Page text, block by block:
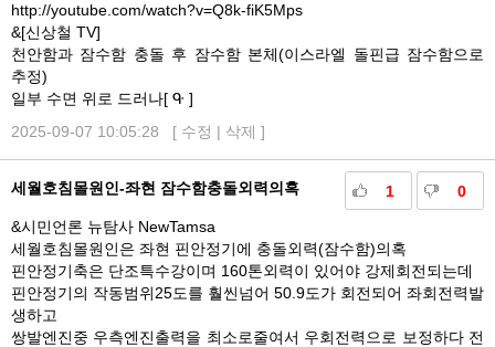
http://youtube.com/watch?v=Q8k-fiK5Mps
&[신상철 TV]
천안함과 잠수함 충돌 후 잠수함 본체(이스라엘 돌핀급 잠수함으로
추정)
일부 수면 위로 드러나[ ᑵ ]
2025-09-07 10:05:28 [ 수정 | 삭제 ]
1 0
세월호침몰원인-좌현 잠수함충돌외력의혹
&시민언론 뉴탐사 NewTamsa
세월호침몰원인은 좌현 핀안정기에 충돌외력(잠수함)의혹
핀안정기축은 단조특수강이며 160톤외력이 있어야 강제회전되는데
핀안정기의 작동범위25도를 훨씬넘어 50.9도가 회전되어 좌회전력발
생하고
쌍발엔진중 우측엔진출력을 최소로줄여서 우회전력으로 보정하다 전